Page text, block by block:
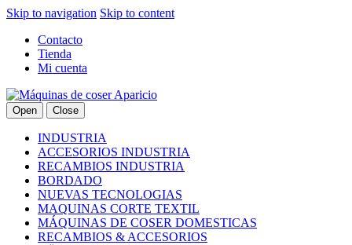
Skip to navigation Skip to content
Contacto
Tienda
Mi cuenta
Open Close
INDUSTRIA
ACCESORIOS INDUSTRIA
RECAMBIOS INDUSTRIA
BORDADO
NUEVAS TECNOLOGIAS
MAQUINAS CORTE TEXTIL
MÁQUINAS DE COSER DOMESTICAS
RECAMBIOS & ACCESORIOS